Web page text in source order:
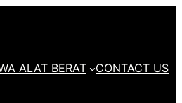
ALAT BERAT CONTACT US